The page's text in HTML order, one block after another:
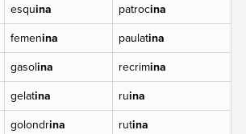
esquina patrocina
femenina paulatina
gasolina recrimina
gelatina ruina
golondrina rutina